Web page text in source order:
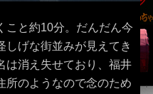
こと約10分。だんだん今
しげな街並みが見えてき
は消え失せており、福井
所のようなので念のため